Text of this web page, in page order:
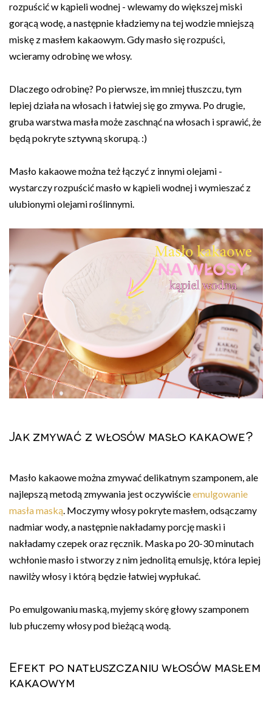
rozpuścić w kąpieli wodnej - wlewamy do większej miski
gorącą wodę, a następnie kładziemy na tej wodzie mniejszą
miskę z masłem kakaowym. Gdy masło się rozpuści,
wcieramy odrobinę we włosy.
Dlaczego odrobinę? Po pierwsze, im mniej tłuszczu, tym
lepiej działa na włosach i łatwiej się go zmywa. Po drugie,
gruba warstwa masła może zaschnąć na włosach i sprawić, że
będą pokryte sztywną skorupą. :)
Masło kakaowe można też łączyć z innymi olejami -
wystarczy rozpuścić masło w kąpieli wodnej i wymieszać z
ulubionymi olejami roślinnymi.
Jak zmywać z włosów masło kakaowe?
Masło kakaowe można zmywać delikatnym szamponem, ale
najlepszą metodą zmywania jest oczywiścieemulgowanie
masła maską. Moczymy włosy pokryte masłem, odsączamy
nadmiar wody, a następnie nakładamy porcję maski i
nakładamy czepek oraz ręcznik. Maska po 20-30 minutach
wchłonie masło i stworzy z nim jednolitą emulsję, która lepiej
nawilży włosy i którą będzie łatwiej wypłukać.
Po emulgowaniu maską, myjemy skórę głowy szamponem
lub płuczemy włosy pod bieżącą wodą.
Efekt po natłuszczaniu włosów masłem
kakaowym